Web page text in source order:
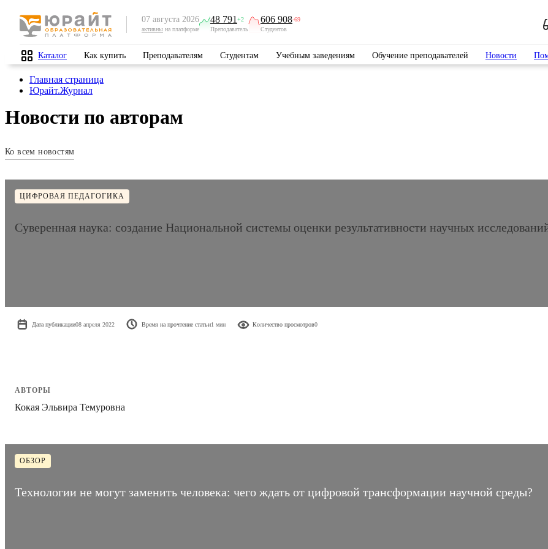
07 августа 2026
активны на платформе
48 791 +2
Преподаватель
606 908-69
Студентов
Каталог Как купить Преподавателям Студентам Учебным заведениям Обучение преподавателей Новости
Главная страница
Юрайт.Журнал
Новости по авторам
Ко всем новостям
ЦИФРОВАЯ ПЕДАГОГИКА
Суверенная наука: создание Национальной системы оценки результативности научных
Дата публикации08 апреля 2022 Время на прочтение статьи1 мин Количество просмотров0
АВТОРЫ
Кокая Эльвира Темуровна
ОБЗОР
Технологии не могут заменить человека: чего ждать от цифровой трансформации научной среды?